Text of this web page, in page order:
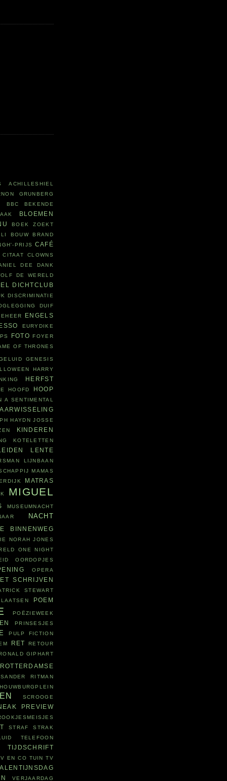
ACHILLESHIEL
GRUNBERG
BBC
BEKENDE
BLOEMEN
BOEK ZOEKT
BOUW
BRAND
PRIJS
CAFÉ
CITAAT
CLOWNS
DEE
DANK
DE WERELD
DICHTCLUB
DISCRIMINATIE
DUIF
ENGELS
EURYDIKE
FOTO
FOYER
OF THRONES
GENESIS
HARRY
HERFST
HOOFD HOOP
A SENTIMENTAL
HAYDN JOSSE
KINDEREN
KOTELETTEN
LENTE
LIJNBAAN
MAMAS
MATRAS
MIGUEL
MUSEUMNACHT
NACHT
BINNENWEG
NORAH JONES
ONE NIGHT
OORDOPJES
OPERA
SCHRIJVEN
STEWART
POEM
POËZIEWEEK
PRINSESJES
PULP FICTION
RET
RETOUR
GIPHART
ROTTERDAMSE
SANDER RITMAN
SCROOGE
PREVIEW
STRAF
STRAK
TELEFOON
TIJDSCHRIFT
EN CO TUIN TV
VERJAARDAG